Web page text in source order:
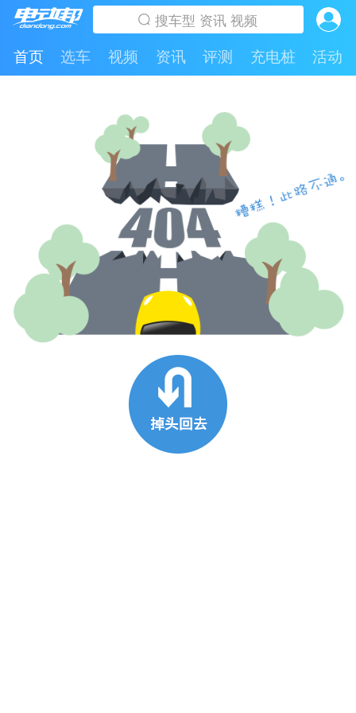
首页 选车 视频 资讯 评测 充电桩 活动